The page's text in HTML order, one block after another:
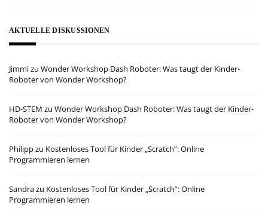
AKTUELLE DISKUSSIONEN
Jimmizu Wonder Workshop Dash Roboter: Was taugt der Kinder-
Roboter von Wonder Workshop?
HD-STEM zu Wonder Workshop Dash Roboter: Was taugt der Kinder-
Roboter von Wonder Workshop?
Philippzu Kostenloses Tool für Kinder „Scratch”: Online
Programmieren lernen
Sandrazu Kostenloses Tool für Kinder „Scratch”: Online
Programmieren lernen